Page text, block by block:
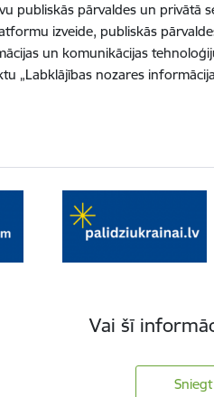
publiskās pārvaldes un privātā
izveide, publiskās
un komunikācijas
„Labklājības nozares
Vai šī